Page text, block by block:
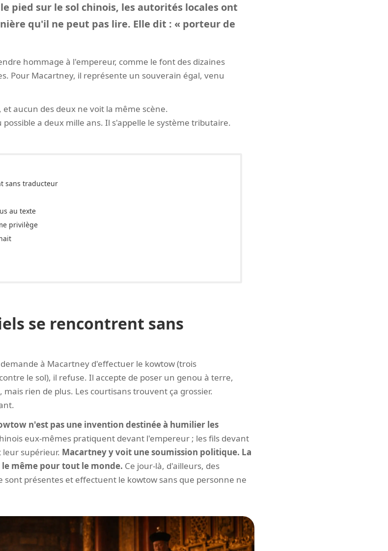
pied sur le sol chinois, les autorités locales ont
qu'il ne peut pas lire. Elle dit : « porteur de
hommage à l'empereur, comme le font des dizaines
Pour Macartney, il représente un souverain égal, venu
aucun des deux ne voit la même scène.
a deux mille ans. Il s'appelle le système tributaire.
sans traducteur
au texte
privilège
se rencontrent sans
à Macartney d'effectuer le kowtow (trois
le sol), il refuse. Il accepte de poser un genou à terre,
rien de plus. Les courtisans trouvent ça grossier.
n'est pas une invention destinée à humilier les
eux-mêmes pratiquent devant l'empereur ; les fils devant
supérieur. Macartney y voit une soumission politique. La
même pour tout le monde. Ce jour-là, d'ailleurs, des
sont présentes et effectuent le kowtow sans que personne ne